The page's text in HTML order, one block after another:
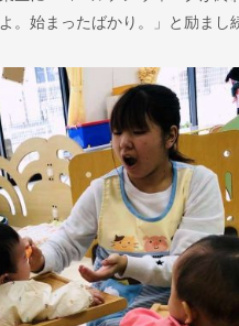
。始まったばかり。」と励まし